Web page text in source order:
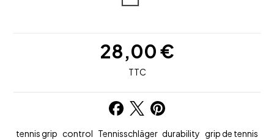
28,00 €
TTC
tennis grip control Tennisschläger durability grip de tennis